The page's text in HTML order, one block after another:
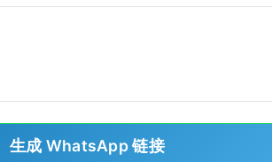
生成 WhatsApp 链接